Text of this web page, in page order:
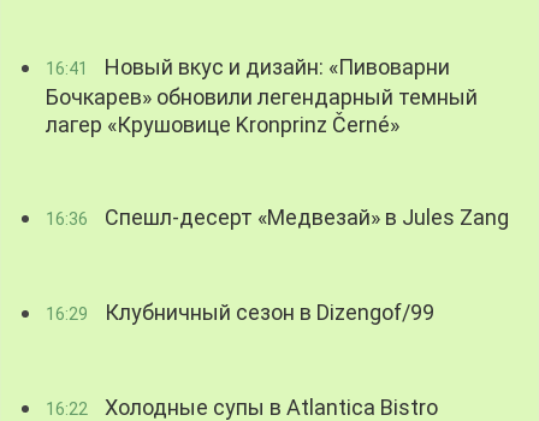
16:41
Новый вкус и дизайн: «Пивоварни
Бочкарев» обновили легендарный темный
лагер «Крушовице Kronprinz Černé»
16:36 Спешл-десерт «Медвезай» в Jules Zang
16:29 Клубничный сезон в Dizengof/99
16:22 Холодные супы в Atlantica Bistro